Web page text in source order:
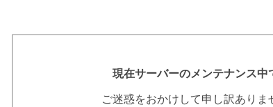
現在サーバーのメンテナンス中
ご迷惑をおかけして申し訳ありま